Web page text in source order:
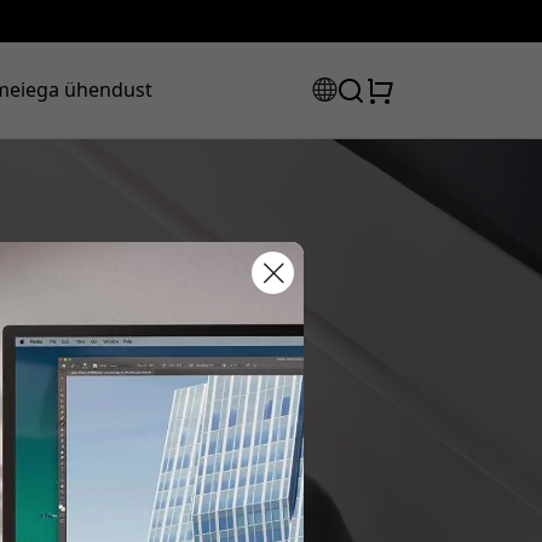
ühendust
et saada 20% allahindlust.